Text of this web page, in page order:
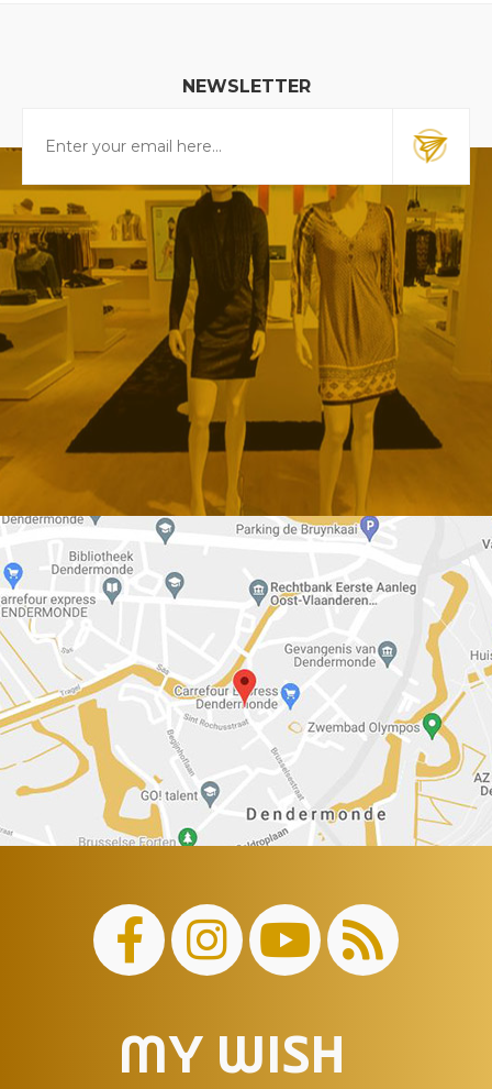
NEWSLETTER
MY WISH